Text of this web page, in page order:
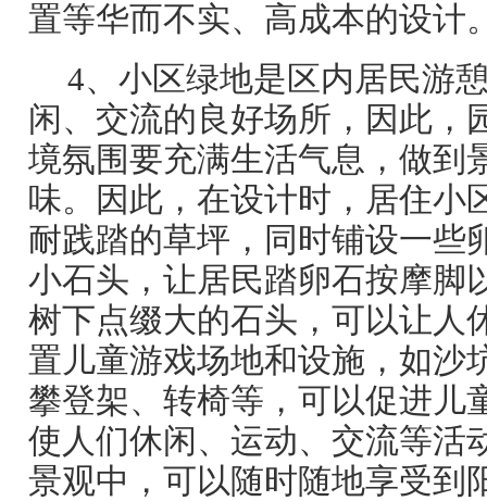
置等华而不实、高成本的设计
4、小区绿地是区内居民游
闲、交流的良好场所，因此，
境氛围要充满生活气息，做到
味。因此，在设计时，居住小
耐践踏的草坪，同时铺设一些
小石头，让居民踏卵石按摩脚
树下点缀大的石头，可以让人
置儿童游戏场地和设施，如沙
攀登架、转椅等，可以促进儿
使人们休闲、运动、交流等活
景观中，可以随时随地享受到